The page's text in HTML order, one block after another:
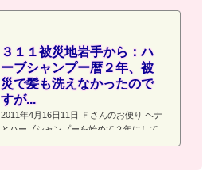
３１１被災地岩手から：ハ
ーブシャンプー暦２年、被
災で髪も洗えなかったので
すが...
2011年4月16日11日 Ｆさんのお便り ヘナ
とハーブシャンプーを始めて２年にして
被災、１週間、髪を洗わなく